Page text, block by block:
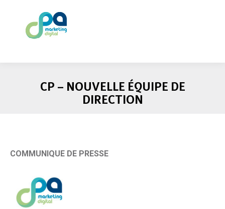
CP – NOUVELLE ÉQUIPE DE
DIRECTION
COMMUNIQUE DE PRESSE